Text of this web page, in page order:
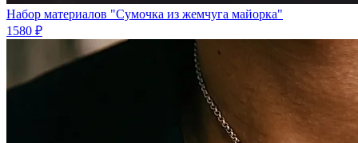
Набор материалов "Сумочка из жемчуга майорка"
1580 ₽